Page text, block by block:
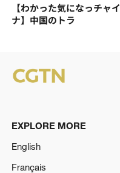
【わかった気になっチャイ
ナ】中国のトラ
EXPLORE MORE
English
Français